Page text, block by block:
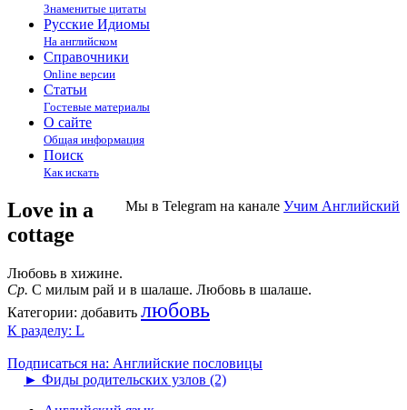
Знаменитые цитаты
Русские Идиомы
На английском
Справочники
Online версии
Статьи
Гостевые материалы
О сайте
Общая информация
Поиск
Как искать
Мы в Telegram на канале Учим Английский
Love in a
cottage
Любовь в хижине.
Ср. С милым рай и в шалаше. Любовь в шалаше.
Категории: добавить любовь
К разделу: L
Подписаться на: Английские пословицы
► Фиды родительских узлов (2)